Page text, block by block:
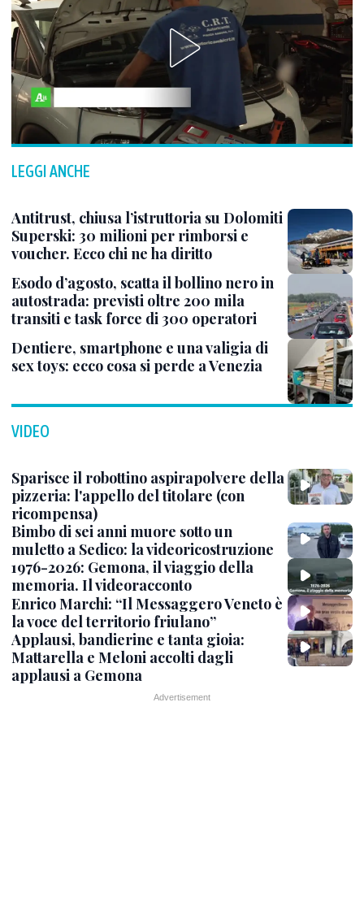
LEGGI ANCHE
Antitrust, chiusa l’istruttoria su Dolomiti
Superski: 30 milioni per rimborsi e
voucher. Ecco chi ne ha diritto
Esodo d’agosto, scatta il bollino nero in
autostrada: previsti oltre 200 mila
transiti e task force di 300 operatori
Dentiere, smartphone e una valigia di
sex toys: ecco cosa si perde a Venezia
VIDEO
Sparisce il robottino aspirapolvere della
pizzeria: l'appello del titolare (con
ricompensa)
Bimbo di sei anni muore sotto un
muletto a Sedico: la videoricostruzione
1976-2026: Gemona, il viaggio della
memoria. Il videoracconto
Enrico Marchi: “Il Messaggero Veneto è
la voce del territorio friulano”
Applausi, bandierine e tanta gioia:
Mattarella e Meloni accolti dagli
applausi a Gemona